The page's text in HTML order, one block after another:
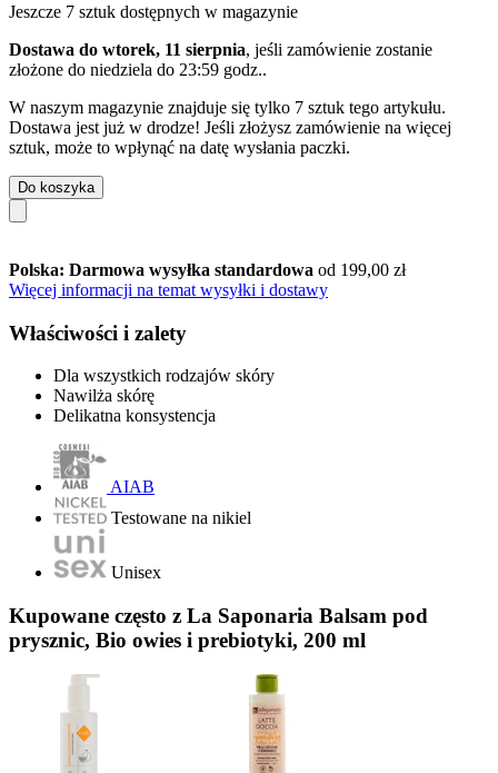
Jeszcze 7 sztuk dostępnych w magazynie
Dostawa do wtorek, 11 sierpnia, jeśli zamówienie zostanie
złożone do niedziela do 23:59 godz..
W naszym magazynie znajduje się tylko 7 sztuk tego artykułu.
Dostawa jest już w drodze! Jeśli złożysz zamówienie na więcej
sztuk, może to wpłynąć na datę wysłania paczki.
Do koszyka
Polska: Darmowa wysyłka standardowa od 199,00 zł
Więcej informacji na temat wysyłki i dostawy
Właściwości i zalety
Dla wszystkich rodzajów skóry
Nawilża skórę
Delikatna konsystencja
AIAB
Testowane na nikiel
Unisex
Kupowane często z La Saponaria Balsam pod
prysznic, Bio owies i prebiotyki, 200 ml